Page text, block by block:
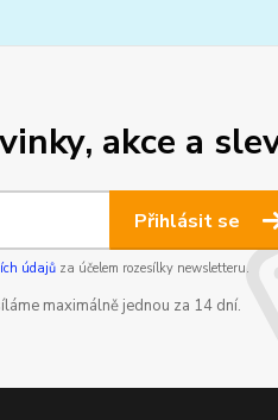
akce a
Přihlásit se
údajůza účelem rozesílky newsletteru.
maximálně jednou za 14 dní.